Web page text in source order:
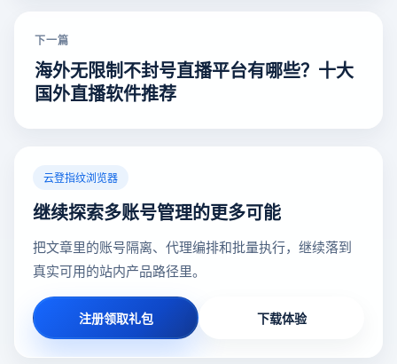
下一篇
海外无限制不封号直播平台有哪些？十大
国外直播软件推荐
云登指纹浏览器
继续探索多账号管理的更多可能
把文章里的账号隔离、代理编排和批量执行，继续落到
真实可用的站内产品路径里。
注册领取礼包 下载体验